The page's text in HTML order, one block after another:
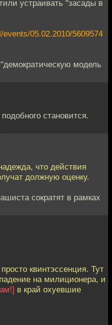
устраивать "засады в
05.02.2010/5609574
модель
становится.
что действия
должную оценку.
сократят в рамках
квинтэссенция. Тут
на милиционера, и
в край охуевшие